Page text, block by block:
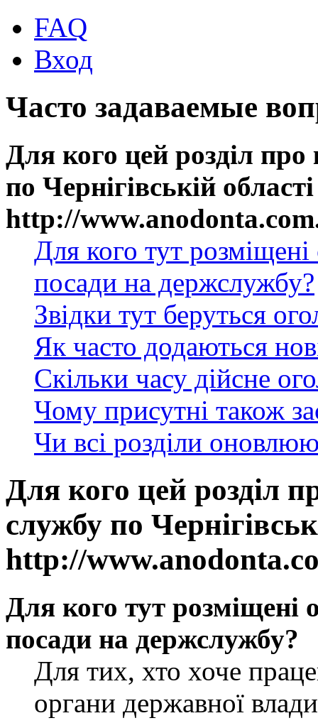
FAQ
Вход
Часто задаваемые
Для кого цей розділ
по Чернігівській
http://
Для кого тут
посади на держслужбу?
Звідки тут беруться
Як часто додаються
Скільки часу дійсне
Чому присутні також
Чи всі розділи
Для кого цей розділ
службу по
http://
Для кого тут розміщені
посади на держслужбу?
Для тих, хто хоче
органи державної